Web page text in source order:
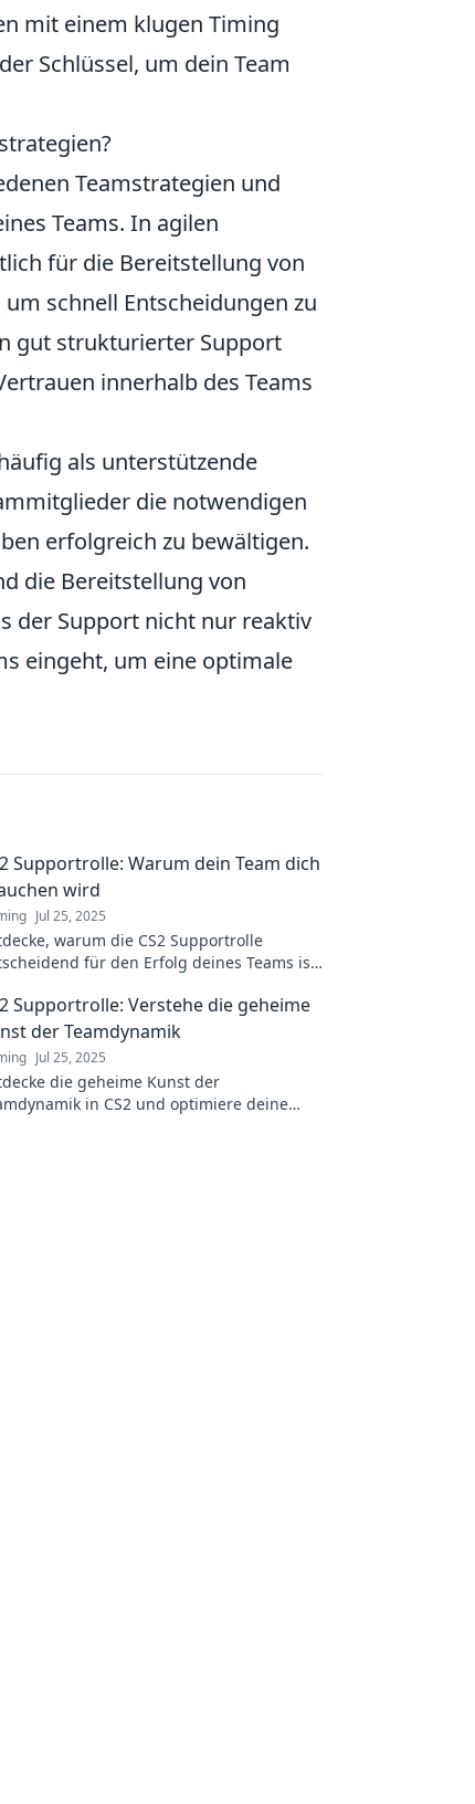
mit einem klugen Timing
Schlüssel, um dein Team
Teamstrategien und
Teams. In agilen
für die Bereitstellung von
schnell Entscheidungen zu
gut strukturierter Support
innerhalb des Teams
als unterstützende
die notwendigen
erfolgreich zu bewältigen.
die Bereitstellung von
der Support nicht nur reaktiv
eingeht, um eine optimale
Supportrolle: Warum dein Team dich
wird
Jul 25, 2025
warum die CS2 Supportrolle
für den Erfolg deines Teams ist!
Supportrolle: Verstehe die geheime
der Teamdynamik
Jul 25, 2025
die geheime Kunst der
in CS2 und optimiere deine